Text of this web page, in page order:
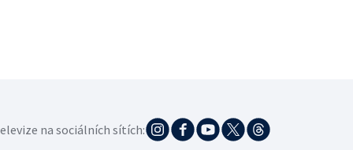
na sociálních sítích: